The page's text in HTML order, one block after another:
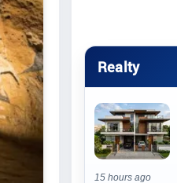
Realty
15 hours ago